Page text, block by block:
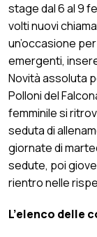
stage dal 6 al 9
volti nuovi
un’occasione
emergenti,
Novità assoluta
Polloni del
femminile si
seduta di
giornate di
sedute, poi
rientro nelle
L’elenco delle